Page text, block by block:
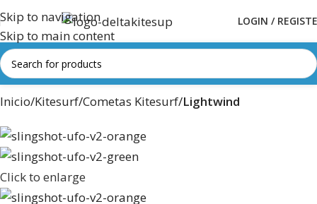
Skip to navigation
Skip to main content
LOGIN /
Inicio Kitesurf Cometas Kitesurf Lightwind
Click to enlarge